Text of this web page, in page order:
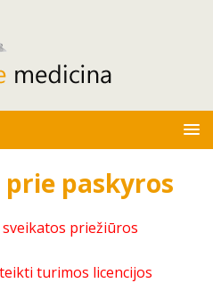
paskyros
priežiūros
turimos licencijos